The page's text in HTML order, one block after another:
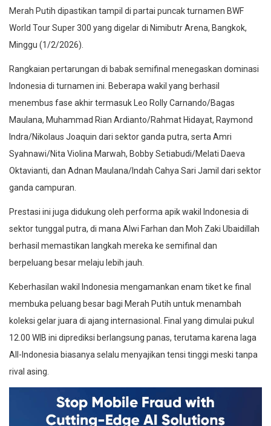
Merah Putih dipastikan tampil di partai puncak turnamen BWF
World Tour Super 300 yang digelar di Nimibutr Arena, Bangkok,
Minggu (1/2/2026).
Rangkaian pertarungan di babak semifinal menegaskan dominasi
Indonesia di turnamen ini. Beberapa wakil yang berhasil
menembus fase akhir termasuk Leo Rolly Carnando/Bagas
Maulana, Muhammad Rian Ardianto/Rahmat Hidayat, Raymond
Indra/Nikolaus Joaquin dari sektor ganda putra, serta Amri
Syahnawi/Nita Violina Marwah, Bobby Setiabudi/Melati Daeva
Oktavianti, dan Adnan Maulana/Indah Cahya Sari Jamil dari sektor
ganda campuran.
Prestasi ini juga didukung oleh performa apik wakil Indonesia di
sektor tunggal putra, di mana Alwi Farhan dan Moh Zaki Ubaidillah
berhasil memastikan langkah mereka ke semifinal dan
berpeluang besar melaju lebih jauh.
Keberhasilan wakil Indonesia mengamankan enam tiket ke final
membuka peluang besar bagi Merah Putih untuk menambah
koleksi gelar juara di ajang internasional. Final yang dimulai pukul
12.00 WIB ini diprediksi berlangsung panas, terutama karena laga
All-Indonesia biasanya selalu menyajikan tensi tinggi meski tanpa
rival asing.